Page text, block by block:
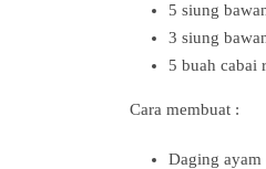
5 siung
3 siung
5 buah cabai
Cara membuat :
Daging ayam